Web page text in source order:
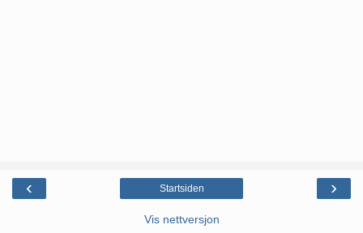
‹ ›
Startsiden
Vis nettversjon